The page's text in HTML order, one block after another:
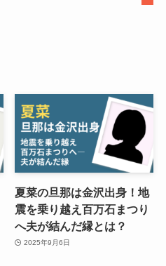
夏菜の旦那は金沢出身！地
震を乗り越え百万石まつり
へ夫が結んだ縁とは？
2025年9月6日